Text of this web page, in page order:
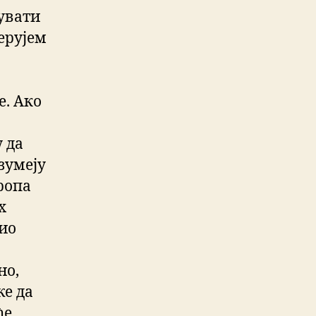
Ако
да
да